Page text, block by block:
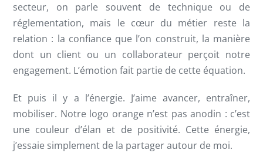
secteur, on parle souvent de technique ou de
réglementation, mais le cœur du métier reste la
relation : la confiance que l’on construit, la manière
dont un client ou un collaborateur perçoit notre
engagement. L’émotion fait partie de cette équation.
Et puis il y a l’énergie. J’aime avancer, entraîner,
mobiliser. Notre logo orange n’est pas anodin : c’est
une couleur d’élan et de positivité. Cette énergie,
j’essaie simplement de la partager autour de moi.